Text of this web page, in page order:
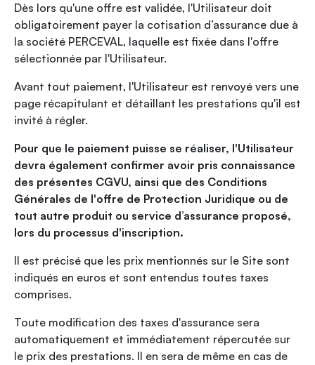
Dès lors qu'une offre est validée, l'Utilisateur doit
obligatoirement payer la cotisation d’assurance due à
la société PERCEVAL, laquelle est fixée dans l'offre
sélectionnée par l'Utilisateur.
Avant tout paiement, l'Utilisateur est renvoyé vers une
page récapitulant et détaillant les prestations qu'il est
invité à régler.
Pour que le paiement puisse se réaliser, l'Utilisateur
devra également confirmer avoir pris connaissance
des présentes CGVU, ainsi que des Conditions
Générales de l'offre de Protection Juridique ou de
tout autre produit ou service d’assurance proposé,
lors du processus d'inscription.
Il est précisé que les prix mentionnés sur le Site sont
indiqués en euros et sont entendus toutes taxes
comprises.
Toute modification des taxes d'assurance sera
automatiquement et immédiatement répercutée sur
le prix des prestations. Il en sera de même en cas de